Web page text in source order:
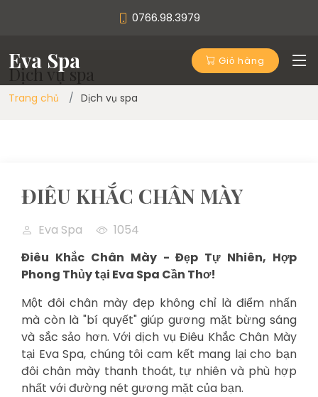
0766.98.3979
Eva Spa Giỏ hàng
Dịch vụ spa
Trang chủ Dịch vụ spa
ĐIÊU KHẮC CHÂN MÀY
Eva Spa
1054
Điêu Khắc Chân Mày - Đẹp Tự Nhiên, Hợp
Phong Thủy tại Eva Spa Cần Thơ!
Một đôi chân mày đẹp không chỉ là điểm nhấn
mà còn là "bí quyết" giúp gương mặt bừng sáng
và sắc sảo hơn. Với dịch vụ Điêu Khắc Chân Mày
tại Eva Spa, chúng tôi cam kết mang lại cho bạn
đôi chân mày thanh thoát, tự nhiên và phù hợp
nhất với đường nét gương mặt của bạn.